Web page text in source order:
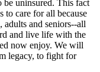
be uninsured. This fact
to care for all because
and seniors--all
and live life with the
now enjoy. We will
legacy, to fight for